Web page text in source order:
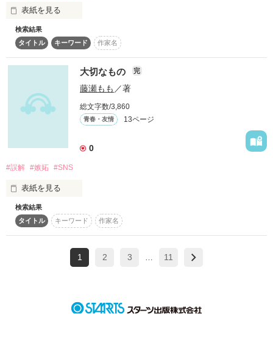
表紙を見る
キミニトッテ タイセツナモノ
ソレハ ナンデスカ？
そこに行けば、あなたの願いを叶えてくれます。
しかし、あなたの願いを叶えるためには条件があります。
それは、あなたがあなたの『大切なモノ』を失うことで
検索結果
タイトル
キーワード 作家名
大切なもの 完
藤瀬もも ／著
総文字数/3,860
青春・友情 13ページ
0
#誤解 #嫉妬 #SNS
表紙を見る
作者の中であるあるなお話です。
友だち関係とか彼氏彼女の関係とか
色々なことを経験して私（桜井あい）が本当の友情に気づいて
いく物語です。
大切なもの書きなおしました。何度もすみません！｡ﾟ( ﾟ
検索結果
タイトル
キーワード 作家名
1 2 3 11